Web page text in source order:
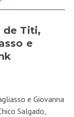
de Titi,
e
e Giovanna
Salgado,